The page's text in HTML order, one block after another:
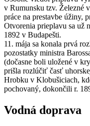
v Rumunsku tzv. Železné
práce na prestavbe úžiny,
Otvorenia prieplavu sa už
1892 v Budapešti.
11. mája sa konala prvá
pozostatky ministra
(dočasne boli uložené v
prišla rozlúčiť časť
Hrobku v Klobušiciach,
pochovaný, dokončili r.
Vodná doprava